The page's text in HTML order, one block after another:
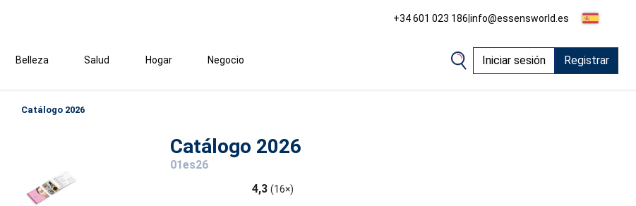
+34 601 023 186|info@essensworld.es
Belleza Salud Hogar Negocio Iniciar sesión Registrar
Catálogo 2026
Catálogo 2026
01es26
4,3 (16×)